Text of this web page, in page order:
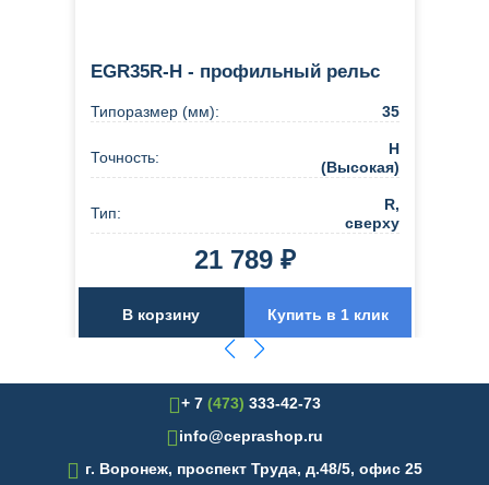
EGR35R-H - профильный рельс
Типоразмер (мм): 35
Точность:
H
(Высокая)
Тип:
R,
сверху
21 789 ₽
В корзину Купить в 1 клик
+ 7 (473) 333-42-73
info@ceprashop.ru
 г. Воронеж, проспект Труда, д.48/5, офис 25